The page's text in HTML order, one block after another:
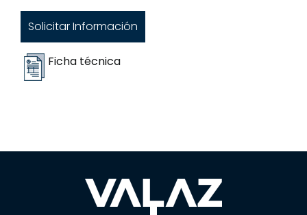
Solicitar Información
Ficha técnica